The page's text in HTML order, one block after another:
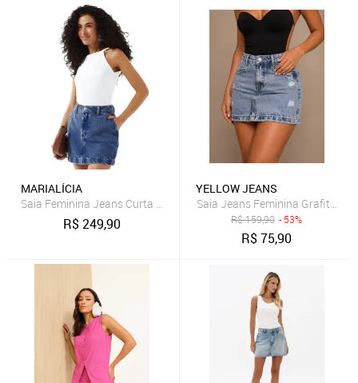
MARIALÍCIA
Saia Feminina Jeans Curta Reta Marialícia Azul
R$249,90
YELLOW JEANS
R$159,90 - 53%
R$75,90